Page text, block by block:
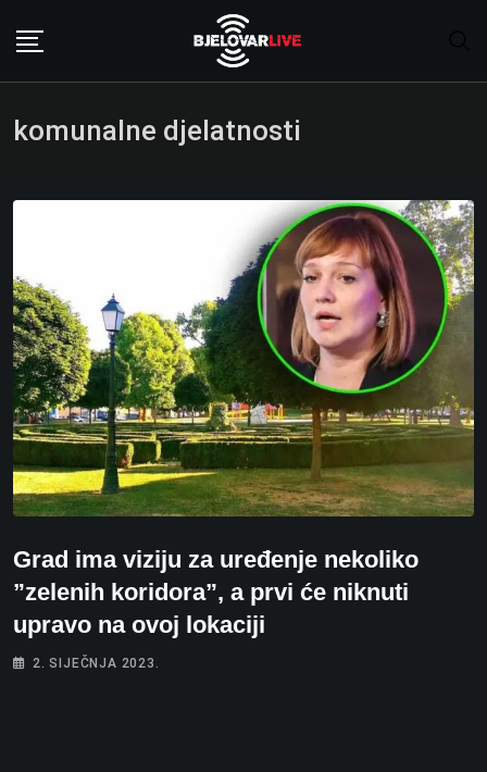
komunalne djelatnosti
Grad ima viziju za uređenje nekoliko
”zelenih koridora”, a prvi će niknuti
upravo na ovoj lokaciji
2. SIJEČNJA 2023.